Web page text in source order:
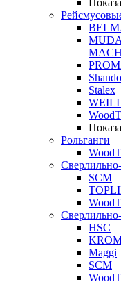
Stalex
WEILI
Рольганги
SCM
HSC
Maggi
SCM